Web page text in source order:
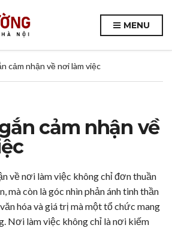
MENU
cảm nhận về nơi làm việc
cảm nhận về
về nơi làm việc không chỉ đơn thuần
mà còn là góc nhìn phản ánh tinh thần
hóa và giá trị mà một tổ chức mang
Nơi làm việc không chỉ là nơi kiếm